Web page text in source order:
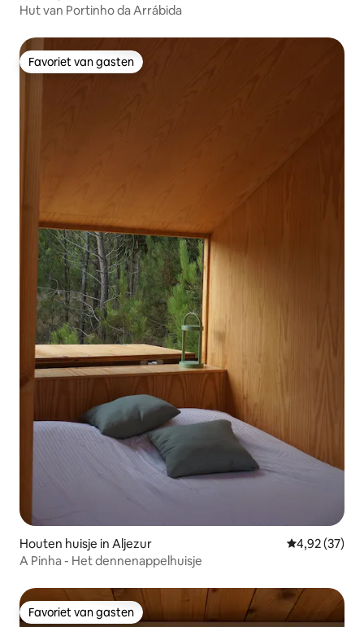
Hut van Portinho da Arrábida
Favoriet van gasten
Favoriet van gasten
Houten huisje in Aljezur Gemiddelde
4,92 (37)
A Pinha - Het dennenappelhuisje
Favoriet van gasten
Favoriet van gasten